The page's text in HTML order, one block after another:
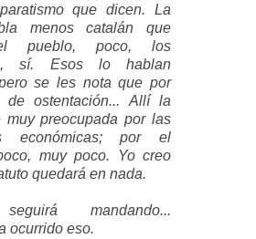
que dicen. La
menos catalán que
pueblo, poco, los
sí. Esos lo hablan
se les nota que por
de ostentación... Allí la
muy preocupada por las
económicas; por el
muy poco. Yo creo
quedará en nada.
mandando...
ocurrido eso.